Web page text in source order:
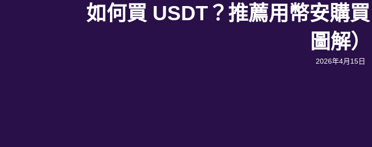
如何買 USDT？推薦用幣安購
圖解）
2026年4月15日